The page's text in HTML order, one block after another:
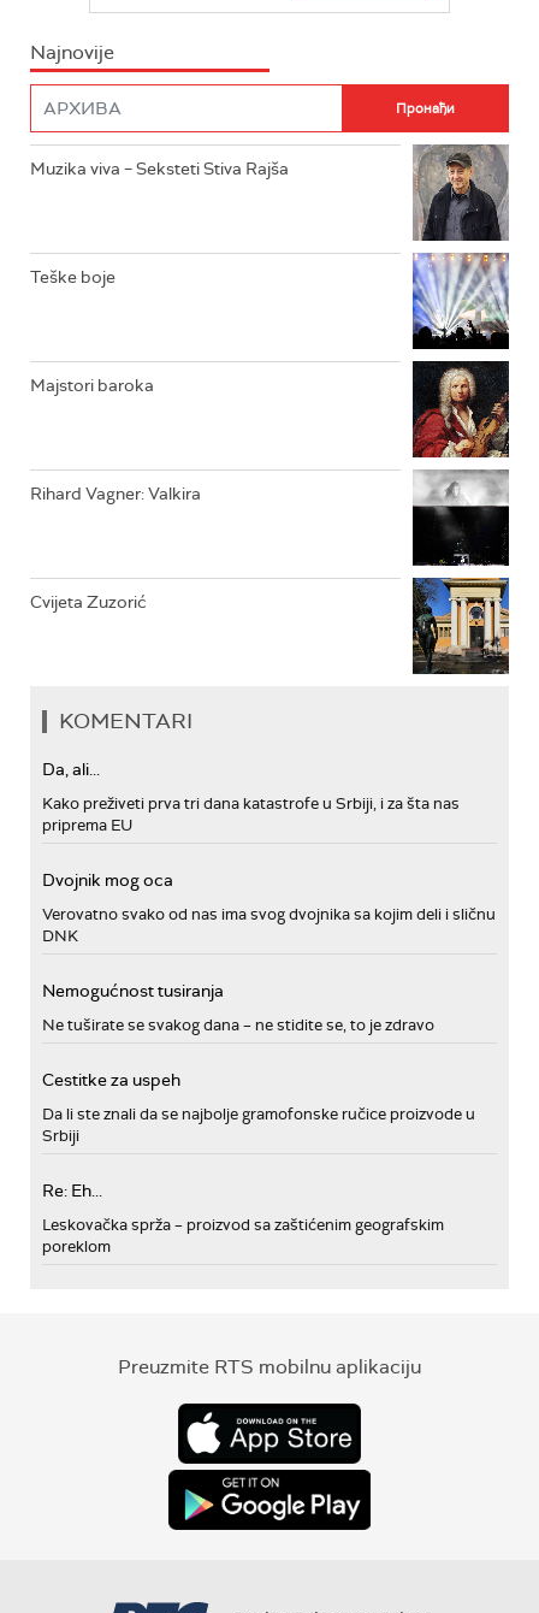
RADIO ROKENROLER
INFO
Najnovije
Muzika viva – Seksteti Stiva Rajša
Teške boje
Majstori baroka
Rihard Vagner: Valkira
Cvijeta Zuzorić
KOMENTARI
Da, ali...
Kako preživeti prva tri dana katastrofe u Srbiji, i za šta nas
priprema EU
Dvojnik mog oca
Verovatno svako od nas ima svog dvojnika sa kojim deli i sličnu
DNK
Nemogućnost tusiranja
Ne tuširate se svakog dana – ne stidite se, to je zdravo
Cestitke za uspeh
Da li ste znali da se najbolje gramofonske ručice proizvode u
Srbiji
Re: Eh...
Leskovačka sprža – proizvod sa zaštićenim geografskim
poreklom
Preuzmite RTS mobilnu aplikaciju